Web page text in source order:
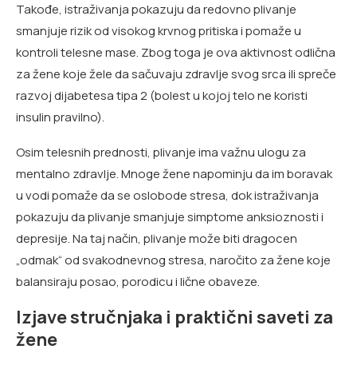
Takođe, istraživanja pokazuju da redovno plivanje
smanjuje rizik od visokog krvnog pritiska i pomaže u
kontroli telesne mase. Zbog toga je ova aktivnost odlična
za žene koje žele da sačuvaju zdravlje svog srca ili spreče
razvoj dijabetesa tipa 2 (bolest u kojoj telo ne koristi
insulin pravilno).
Osim telesnih prednosti, plivanje ima važnu ulogu za
mentalno zdravlje. Mnoge žene napominju da im boravak
u vodi pomaže da se oslobode stresa, dok istraživanja
pokazuju da plivanje smanjuje simptome anksioznosti i
depresije. Na taj način, plivanje može biti dragocen
„odmak“ od svakodnevnog stresa, naročito za žene koje
balansiraju posao, porodicu i lične obaveze.
Izjave stručnjaka i praktični saveti za
žene